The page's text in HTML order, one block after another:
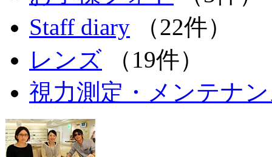
Staff diary （22件）
レンズ （19件）
視力測定・メンテナ